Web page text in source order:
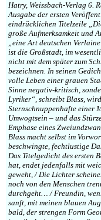
Hatry, Weissbach-Verlag 6.
Ausgabe der ersten
eindrücklichen Titelzeile
große Aufmerksamkeit und
„eine Art deutschen
ist die Großstadt, im
nicht mit dem später zum
bezeichnen. In seinen
volle Leben einer grauen
Sinne negativ-kritisch,
Lyriker“, schreibt Blass,
Sternschnuppenhafte einer
Umwogtsein – und das
Emphase eines
Blass macht selbst im
beschwingte, fechtlustige
Das Titelgedicht des ersten
hat, endet jedenfalls mit
geweht, / Die Lichter
noch von den Menschen
durchgeht… / Freundin,
sanft, mit meinen blauen
bald, der strengen Form